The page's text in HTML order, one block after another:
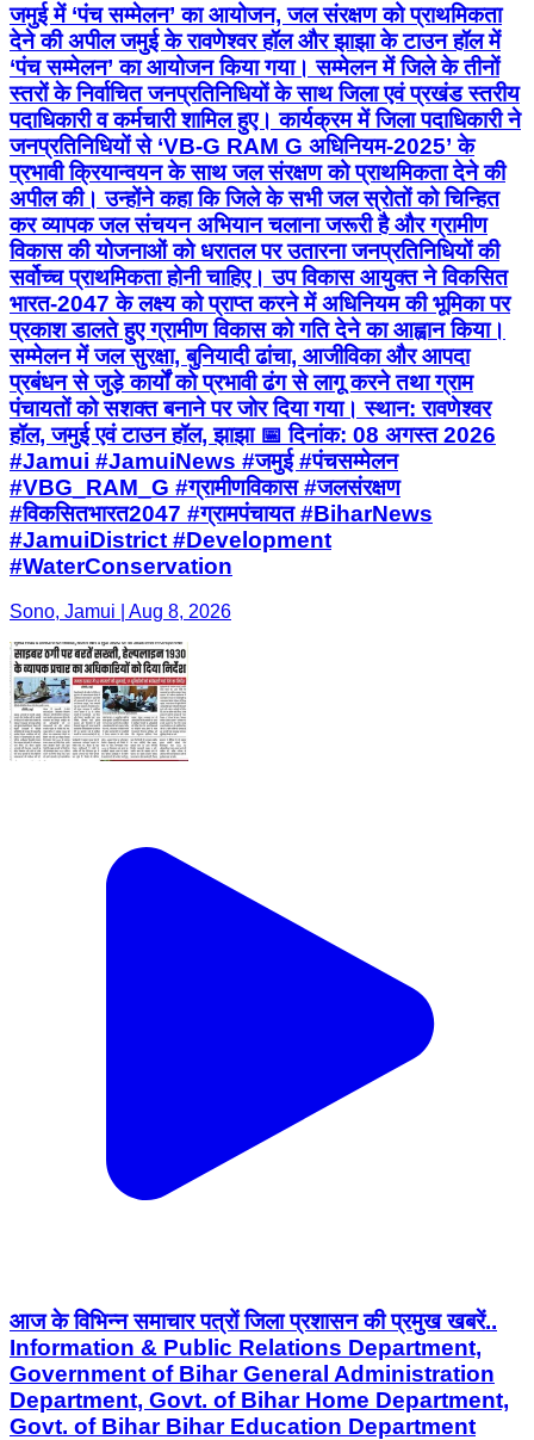
जमुई में ‘पंच सम्मेलन’ का आयोजन, जल संरक्षण को प्राथमिकता
देने की अपील जमुई के रावणेश्वर हॉल और झाझा के टाउन हॉल में
‘पंच सम्मेलन’ का आयोजन किया गया। सम्मेलन में जिले के तीनों
स्तरों के निर्वाचित जनप्रतिनिधियों के साथ जिला एवं प्रखंड स्तरीय
पदाधिकारी व कर्मचारी शामिल हुए। कार्यक्रम में जिला पदाधिकारी ने
जनप्रतिनिधियों से ‘VB-G RAM G अधिनियम-2025’ के
प्रभावी क्रियान्वयन के साथ जल संरक्षण को प्राथमिकता देने की
अपील की। उन्होंने कहा कि जिले के सभी जल स्रोतों को चिन्हित
कर व्यापक जल संचयन अभियान चलाना जरूरी है और ग्रामीण
विकास की योजनाओं को धरातल पर उतारना जनप्रतिनिधियों की
सर्वोच्च प्राथमिकता होनी चाहिए। उप विकास आयुक्त ने विकसित
भारत-2047 के लक्ष्य को प्राप्त करने में अधिनियम की भूमिका पर
प्रकाश डालते हुए ग्रामीण विकास को गति देने का आह्वान किया।
सम्मेलन में जल सुरक्षा, बुनियादी ढांचा, आजीविका और आपदा
प्रबंधन से जुड़े कार्यों को प्रभावी ढंग से लागू करने तथा ग्राम
पंचायतों को सशक्त बनाने पर जोर दिया गया। स्थान: रावणेश्वर
हॉल, जमुई एवं टाउन हॉल, झाझा 📅 दिनांक: 08 अगस्त 2026
#Jamui #JamuiNews #जमुई #पंचसम्मेलन
#VBG_RAM_G #ग्रामीणविकास #जलसंरक्षण
#विकसितभारत2047 #ग्रामपंचायत #BiharNews
#JamuiDistrict #Development
#WaterConservation
Sono, Jamui | Aug 8, 2026
आज के विभिन्न समाचार पत्रों जिला प्रशासन की प्रमुख खबरें..
Information & Public Relations Department,
Government of Bihar General Administration
Department, Govt. of Bihar Home Department,
Govt. of Bihar Bihar Education Department